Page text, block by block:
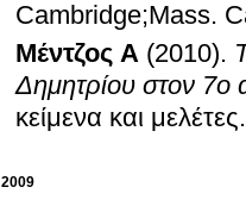
Cambridge;Mass.
Μέντζος Α (2010).
Δημητρίου στον 7ο
κείμενα και μελέτες
2009